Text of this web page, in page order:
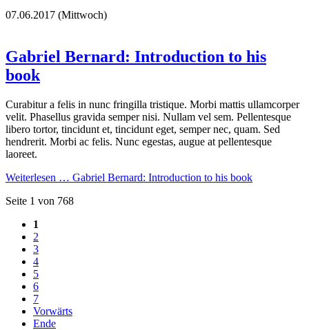
07.06.2017 (Mittwoch)
Gabriel Bernard: Introduction to his
book
Curabitur a felis in nunc fringilla tristique. Morbi mattis ullamcorper
velit. Phasellus gravida semper nisi. Nullam vel sem. Pellentesque
libero tortor, tincidunt et, tincidunt eget, semper nec, quam. Sed
hendrerit. Morbi ac felis. Nunc egestas, augue at pellentesque
laoreet.
Weiterlesen … Gabriel Bernard: Introduction to his book
Seite 1 von 768
1
2
3
4
5
6
7
Vorwärts
Ende